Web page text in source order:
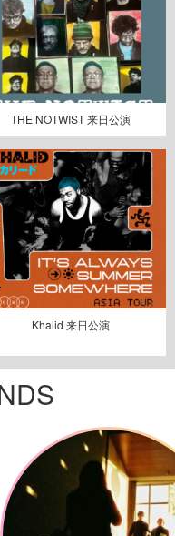
THE NOTWIST 来日公演
Khalid 来日公演